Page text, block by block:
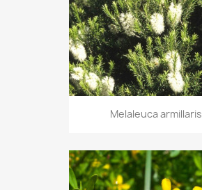
Melaleuca armillaris